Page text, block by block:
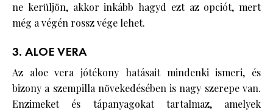
ne kerüljön, akkor inkább hagyd ezt az opciót, mert
még a végén rossz vége lehet.
3. ALOE VERA
Az aloe vera jótékony hatásait mindenki ismeri, és
bizony a szempilla növekedésében is nagy szerepe van.
Enzimeket és tápanyagokat tartalmaz, amelyek